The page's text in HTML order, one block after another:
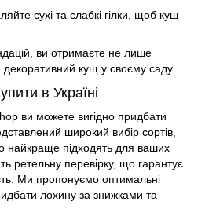
сухі та слабкі гілки, щоб кущ
ви отримаєте не лише
кущ у своєму саду.
в Україні
ви можете вигідно придбати
широкий вибір сортів,
найкраще підходять для ваших
ретельну перевірку, що гарантує
Ми пропонуємо оптимальні
лохину за знижками та